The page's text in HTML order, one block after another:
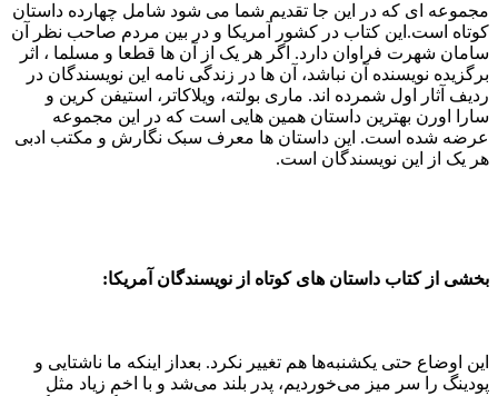
مجموعه ای که در این جا تقدیم شما می شود شامل چهارده داستان
کوتاه است.این کتاب در کشور آمریکا و در بین مردم صاحب نظر آن
سامان شهرت فراوان دارد. اگر هر یک از آن ها قطعا و مسلما ، اثر
برگزیده نویسنده آن نباشد، آن ها در زندگی نامه این نویسندگان در
ردیف آثار اول شمرده اند. ماری بولته، ویلاکاتر، استیفن کرین و
سارا اورن بهترین داستان همین هایی است که در این مجموعه
عرضه شده است. این داستان ها معرف سبک نگارش و مکتب ادبی
هر یک از این نویسندگان است.
بخشی از کتاب داستان های کوتاه از نویسندگان آمریکا:
این اوضاع حتی یکشنبه‌ها هم تغییر نکرد. بعداز اینکه ما ناشتایی و
پودینگ را سر میز می‌خوردیم، پدر بلند می‌شد و با اخم زیاد مثل